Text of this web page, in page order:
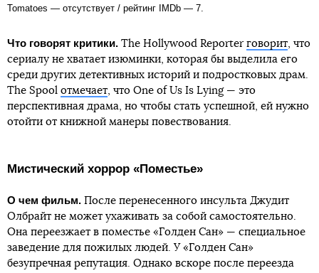
Tomatoes — отсутствует / рейтинг IMDb — 7.
Что говорят критики. The Hollywood Reporter говорит, что
сериалу не хватает изюминки, которая бы выделила его
среди других детективных историй и подростковых драм.
The Spool отмечает, что One of Us Is Lying — это
перспективная драма, но чтобы стать успешной, ей нужно
отойти от книжной манеры повествования.
Мистический хоррор «Поместье»
О чем фильм. После перенесенного инсульта Джудит
Олбрайт не может ухаживать за собой самостоятельно.
Она переезжает в поместье «Голден Сан» — специальное
заведение для пожилых людей. У «Голден Сан»
безупречная репутация. Однако вскоре после переезда